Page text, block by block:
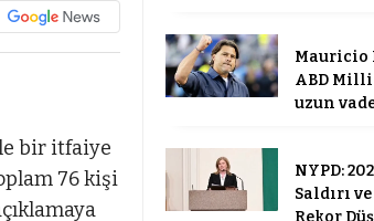
bir itfaiye
76 kişi
Mauricio
ABD Milli
uzun
NYPD:
Saldırı
Rekor